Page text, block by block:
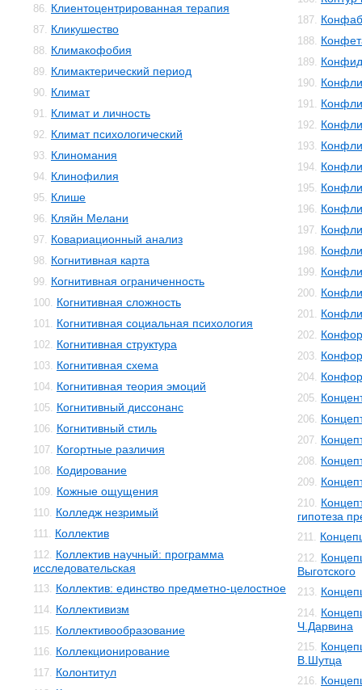
86. Клиентоцентрированная терапия
87. Кликушество
88. Климакофобия
89. Климактерический период
90. Климат
91. Климат и личность
92. Климат психологический
93. Клиномания
94. Клинофилия
95. Клише
96. Кляйн Мелани
97. Ковариационный анализ
98. Когнитивная карта
99. Когнитивная ограниченность
100. Когнитивная сложность
101. Когнитивная социальная психология
102. Когнитивная структура
103. Когнитивная схема
104. Когнитивная теория эмоций
105. Когнитивный диссонанс
106. Когнитивный стиль
107. Когортные различия
108. Кодирование
109. Кожные ощущения
110. Колледж незримый
111. Коллектив
112. Коллектив научный: программа
исследовательская
113. Коллектив: единство предметно-целостное
114. Коллективизм
115. Коллективообразование
116. Коллекционирование
117. Колонтитул
187.
188.
189.
190.
191.
192.
193.
194.
195.
196.
197.
198.
199.
200.
201.
202.
203.
204.
205.
206.
207.
208.
209.
210.
гипотеза
211.
212.
Выготского
213.
214.
Ч.Дарвина
215.
В.Шутца
216.